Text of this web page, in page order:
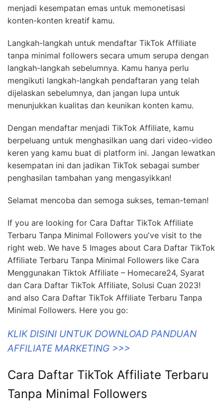
menjadi kesempatan emas untuk memonetisasi
konten-konten kreatif kamu.
Langkah-langkah untuk mendaftar TikTok Affiliate
tanpa minimal followers secara umum serupa dengan
langkah-langkah sebelumnya. Kamu hanya perlu
mengikuti langkah-langkah pendaftaran yang telah
dijelaskan sebelumnya, dan jangan lupa untuk
menunjukkan kualitas dan keunikan konten kamu.
Dengan mendaftar menjadi TikTok Affiliate, kamu
berpeluang untuk menghasilkan uang dari video-video
keren yang kamu buat di platform ini. Jangan lewatkan
kesempatan ini dan jadikan TikTok sebagai sumber
penghasilan tambahan yang mengasyikkan!
Selamat mencoba dan semoga sukses, teman-teman!
If you are looking for Cara Daftar TikTok Affiliate
Terbaru Tanpa Minimal Followers you've visit to the
right web. We have 5 Images about Cara Daftar TikTok
Affiliate Terbaru Tanpa Minimal Followers like Cara
Menggunakan Tiktok Affiliate – Homecare24, Syarat
dan Cara Daftar TikTok Affiliate, Solusi Cuan 2023!
and also Cara Daftar TikTok Affiliate Terbaru Tanpa
Minimal Followers. Here you go:
KLIK DISINI UNTUK DOWNLOAD PANDUAN
AFFILIATE MARKETING >>>
Cara Daftar TikTok Affiliate Terbaru
Tanpa Minimal Followers